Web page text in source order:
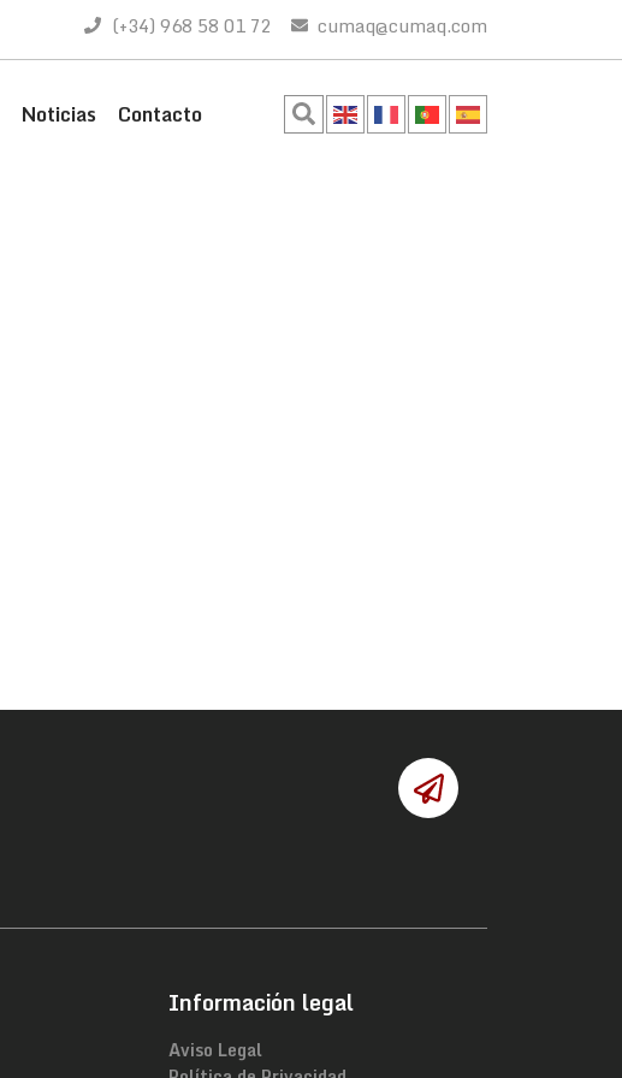
(+34) 968 58 01 72 cumaq@cumaq.com
Noticias Contacto
Información legal
Aviso Legal